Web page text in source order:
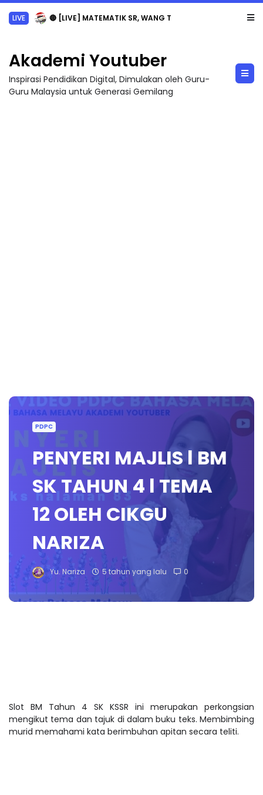
LIVE 🔴 [LIVE] MATEMATIK SR, WANG TAHUN 6 OLEH CIKGU ANITA #ALLINONE #141 #...
Akademi Youtuber
Inspirasi Pendidikan Digital, Dimulakan oleh Guru-
Guru Malaysia untuk Generasi Gemilang
PDPC
PENYERI MAJLIS l BM
SK TAHUN 4 l TEMA
12 OLEH CIKGU
NARIZA
Yu. Nariza 5 tahun yang lalu 0
Slot BM Tahun 4 SK KSSR ini merupakan perkongsian
mengikut tema dan tajuk di dalam buku teks. Membimbing
murid memahami kata berimbuhan apitan secara teliti.